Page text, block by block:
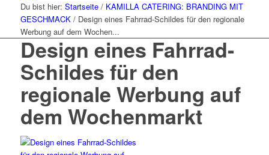
Du bist hier: Startseite / KAMILLA CATERING: BRANDING MIT
GESCHMACK / Design eines Fahrrad-Schildes für den regionale
Werbung auf dem Wochen...
Design eines Fahrrad-
Schildes für den
regionale Werbung auf
dem Wochenmarkt